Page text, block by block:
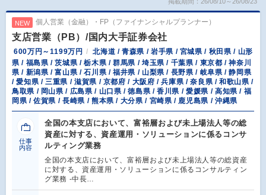
NEW 個人営業（金融）・FP（ファイナンシャルプランナー）
支店営業（PB）/国内大手証券会社
600万円～1199万円
北海道 / 青森県 / 岩手県 / 宮城県 / 秋田県 / 山形
県 / 福島県 / 茨城県 / 栃木県 / 群馬県 / 埼玉県 / 千葉県 / 東京都 / 神奈川
県 / 新潟県 / 富山県 / 石川県 / 福井県 / 山梨県 / 長野県 / 岐阜県 / 静岡県
/ 愛知県 / 三重県 / 滋賀県 / 京都府 / 大阪府 / 兵庫県 / 奈良県 / 和歌山県 /
鳥取県 / 岡山県 / 広島県 / 山口県 / 徳島県 / 香川県 / 愛媛県 / 高知県 / 福
岡県 / 佐賀県 / 長崎県 / 熊本県 / 大分県 / 宮崎県 / 鹿児島県 / 沖縄県
仕事
内容
全国の本支店において、富裕層および未上場法人等の総
資産に対する、資産運用・ソリューションに係るコンサ
ルティング業務
全国の本支店において、富裕層および未上場法人等の総資産
に対する、資産運用・ソリューションに係るコンサルティン
グ業務 -中長…